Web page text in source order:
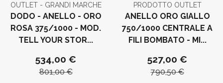
OUTLET - GRANDI MARCHE
DODO - ANELLO - ORO
ROSA 375/1000 - MOD.
TELL YOUR STOR...
534,00 €
801,00 €
PRODOTTO OUTLET
ANELLO ORO GIALLO
750/1000 CENTRALE A
FILI BOMBATO - MI...
527,00 €
790,50 €